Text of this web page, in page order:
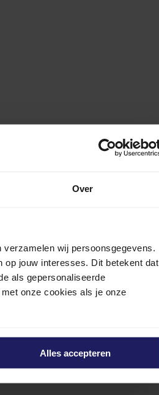
Over
wij persoonsgegevens.
op jouw interesses. Dit betekent dat
als gepersonaliseerde
onze cookies als je onze
Alles accepteren